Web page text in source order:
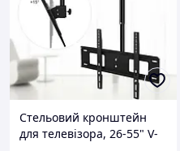
Стельовий кронштейн
для телевізора, 26-55" V-